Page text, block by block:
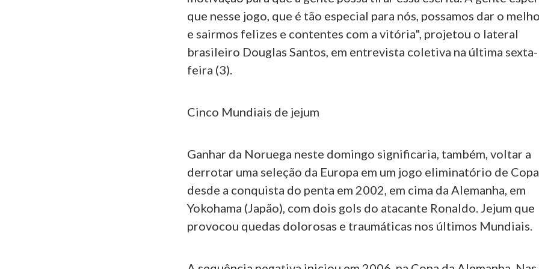
que nesse jogo, que é tão especial para nós, possamos dar o
e sairmos felizes e contentes com a vitória", projetou o lateral
brasileiro Douglas Santos, em entrevista coletiva na última sexta-
feira (3).
Cinco Mundiais de jejum
Ganhar da Noruega neste domingo significaria, também, voltar a
derrotar uma seleção da Europa em um jogo eliminatório de Copa
desde a conquista do penta em 2002, em cima da Alemanha, em
Yokohama (Japão), com dois gols do atacante Ronaldo. Jejum que
provocou quedas dolorosas e traumáticas nos últimos Mundiais.